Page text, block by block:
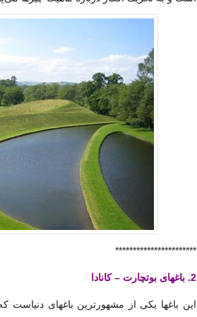
***********************
2. باغهای بوتچارت – كانادا
این باغها یكی از مشهورترین باغهای دنیاست